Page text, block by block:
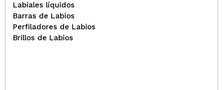
Labiales líquidos
Barras de Labios
Perfiladores de Labios
Brillos de Labios